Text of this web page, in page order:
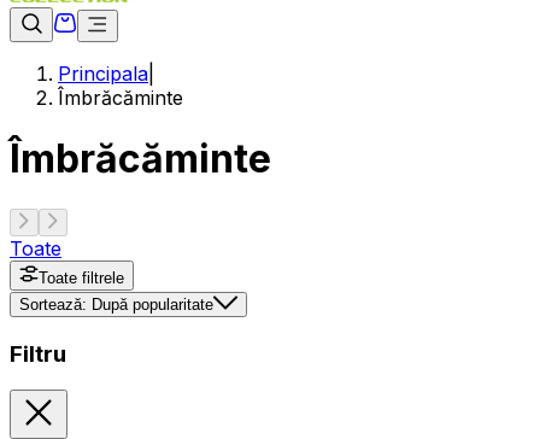
Principala
Îmbrăcăminte
Îmbrăcăminte
Toate
Toate filtrele
Sortează: După popularitate
Filtru